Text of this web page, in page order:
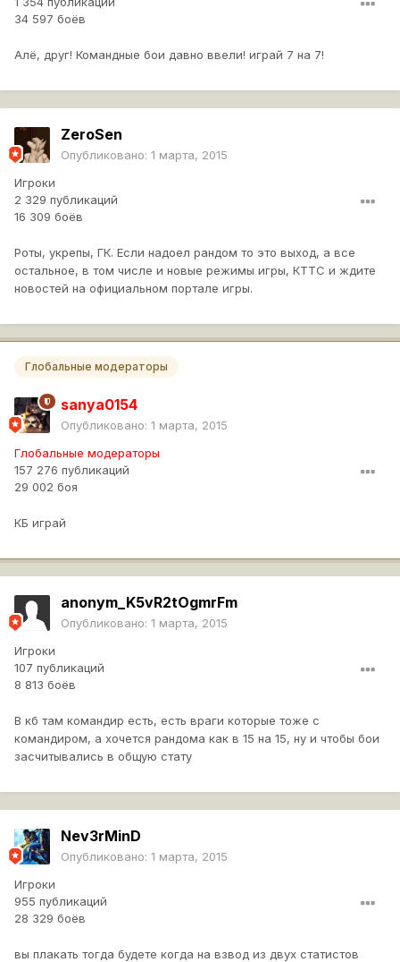
34 597 боёв
Алё, друг! Командные бои давно ввели! играй 7 на 7!
ZeroSen
Опубликовано: 1 марта, 2015
Игроки
2 329 публикаций
16 309 боёв
Роты, укрепы, ГК. Если надоел рандом то это выход, а все
остальное, в том числе и новые режимы игры, КТТС и ждите
новостей на официальном портале игры.
Глобальные модераторы
sanya0154
Опубликовано: 1 марта, 2015
Глобальные модераторы
157 276 публикаций
29 002 боя
КБ играй
anonym_K5vR2tOgmrFm
Опубликовано: 1 марта, 2015
Игроки
107 публикаций
8 813 боёв
В кб там командир есть, есть враги которые тоже с
командиром, а хочется рандома как в 15 на 15, ну и чтобы бои
засчитывались в общую стату
Nev3rMinD
Опубликовано: 1 марта, 2015
Игроки
955 публикаций
28 329 боёв
вы плакать тогда будете когда на взвод из двух статистов